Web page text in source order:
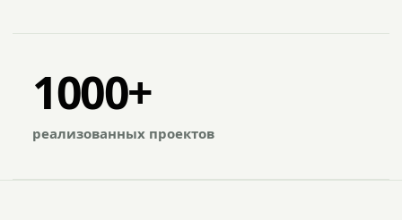
1000+
реализованных проектов